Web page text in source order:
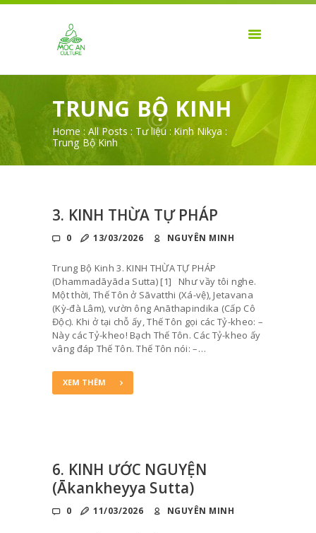
TRUNG BỘ KINH
Home All Posts Tư liệu
Kinh Nikya
Trung Bộ Kinh
GIỚI THIỆU
TIN TỨC
THIỀN & SỨC
KHỎE
LIÊN HỆ
3. KINH THỪA TỰ PHÁP
0 13/03/2026 NGUYÊN MINH
Trung Bộ Kinh 3. KINH THỪA TỰ PHÁP
(Dhammadāyāda Sutta) [1] Như vầy tôi nghe.
Một thời, Thế Tôn ở Sāvatthi (Xá-vệ), Jetavana
(Kỳ-đà Lâm), vườn ông Anāthapindika (Cấp Cô
Độc). Khi ở tại chỗ ấy, Thế Tôn gọi các Tỷ-kheo: –
Này các Tỷ-kheo! Bạch Thế Tôn. Các Tỷ-kheo ấy
vâng đáp Thế Tôn. Thế Tôn nói: –…
XEM THÊM
6. KINH ƯỚC NGUYỆN
(Ākankheyya Sutta)
0 11/03/2026 NGUYÊN MINH